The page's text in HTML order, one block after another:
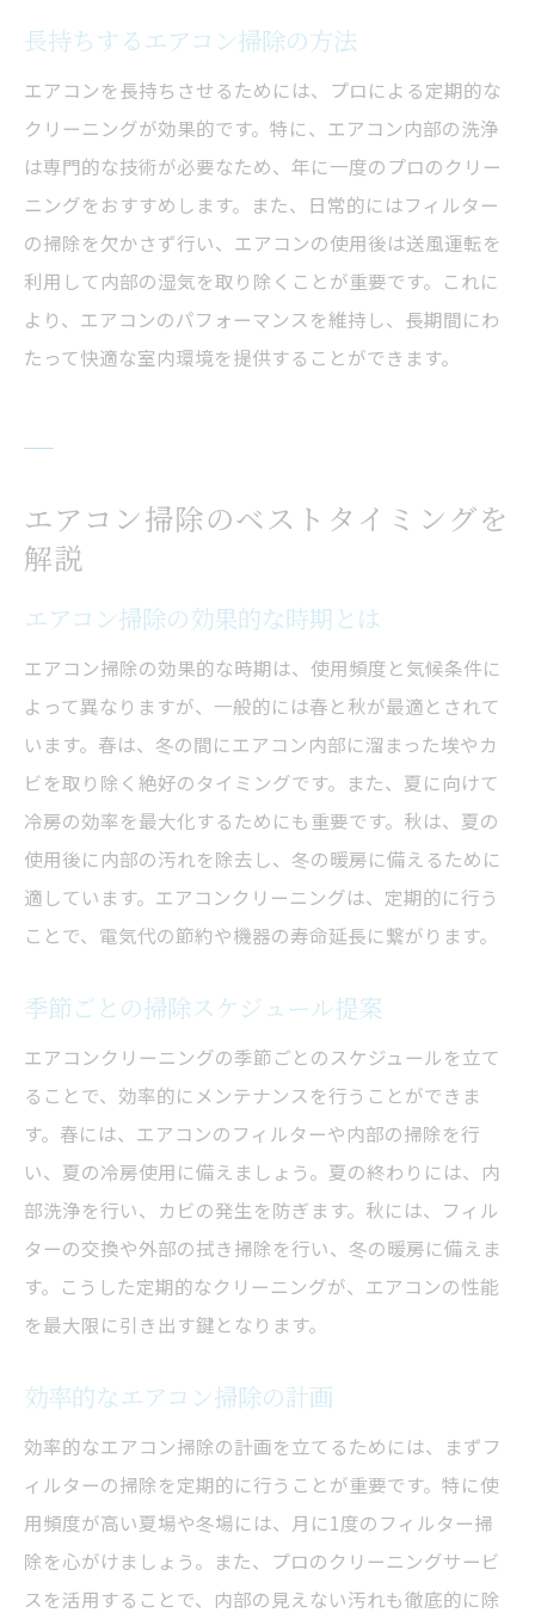
長持ちするエアコン掃除の方法
エアコンを長持ちさせるためには、プロによる定期的な
クリーニングが効果的です。特に、エアコン内部の洗浄
は専門的な技術が必要なため、年に一度のプロのクリー
ニングをおすすめします。また、日常的にはフィルター
の掃除を欠かさず行い、エアコンの使用後は送風運転を
利用して内部の湿気を取り除くことが重要です。これに
より、エアコンのパフォーマンスを維持し、長期間にわ
たって快適な室内環境を提供することができます。
エアコン掃除のベストタイミングを
解説
エアコン掃除の効果的な時期とは
エアコン掃除の効果的な時期は、使用頻度と気候条件に
よって異なりますが、一般的には春と秋が最適とされて
います。春は、冬の間にエアコン内部に溜まった埃やカ
ビを取り除く絶好のタイミングです。また、夏に向けて
冷房の効率を最大化するためにも重要です。秋は、夏の
使用後に内部の汚れを除去し、冬の暖房に備えるために
適しています。エアコンクリーニングは、定期的に行う
ことで、電気代の節約や機器の寿命延長に繋がります。
季節ごとの掃除スケジュール提案
エアコンクリーニングの季節ごとのスケジュールを立て
ることで、効率的にメンテナンスを行うことができま
す。春には、エアコンのフィルターや内部の掃除を行
い、夏の冷房使用に備えましょう。夏の終わりには、内
部洗浄を行い、カビの発生を防ぎます。秋には、フィル
ターの交換や外部の拭き掃除を行い、冬の暖房に備えま
す。こうした定期的なクリーニングが、エアコンの性能
を最大限に引き出す鍵となります。
効率的なエアコン掃除の計画
効率的なエアコン掃除の計画を立てるためには、まずフ
ィルターの掃除を定期的に行うことが重要です。特に使
用頻度が高い夏場や冬場には、月に1度のフィルター掃
除を心がけましょう。また、プロのクリーニングサービ
スを活用することで、内部の見えない汚れも徹底的に除